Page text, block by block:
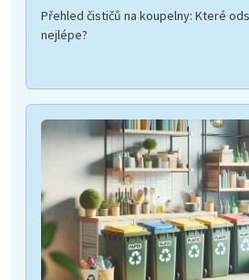
Přehled čističů na koupelny: Které
nejlépe?